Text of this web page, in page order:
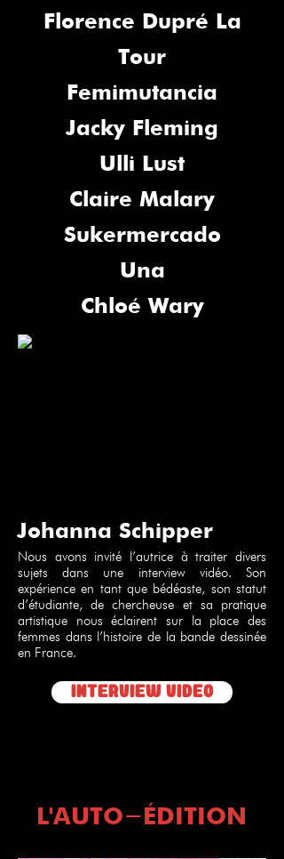
Florence Dupré La
Tour
Femimutancia
Jacky Fleming
Ulli Lust
Claire Malary
Sukermercado
Una
Chloé Wary
Nous avons invité l’autrice à traiter divers
sujets dans une interview vidéo. Son
expérience en tant que bédéaste, son statut
d’étudiante, de chercheuse et sa pratique
artistique nous éclairent sur la place des
femmes dans l’histoire de la bande dessinée
en France.
Johanna Schipper
INTERVIEW VIDEO
L'AUTO-ÉDITION